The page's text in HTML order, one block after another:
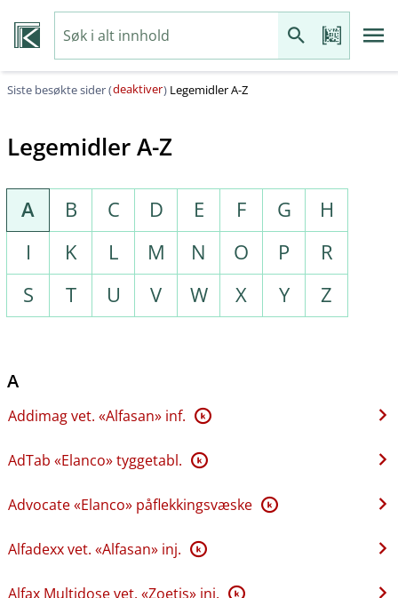
Siste besøkte sider (deaktiver) Legemidler A-Z
Legemidler A-Z
A B C D E F G
H
I
K L M N O P
R
S
T U V W X Y Z
A
Addimag vet. «Alfasan» inf. K
AdTab «Elanco» tyggetabl. K
Advocate «Elanco» påflekkingsvæske K
Alfadexx vet. «Alfasan» inj. K
Alfax Multidose vet. «Zoetis» inj. K